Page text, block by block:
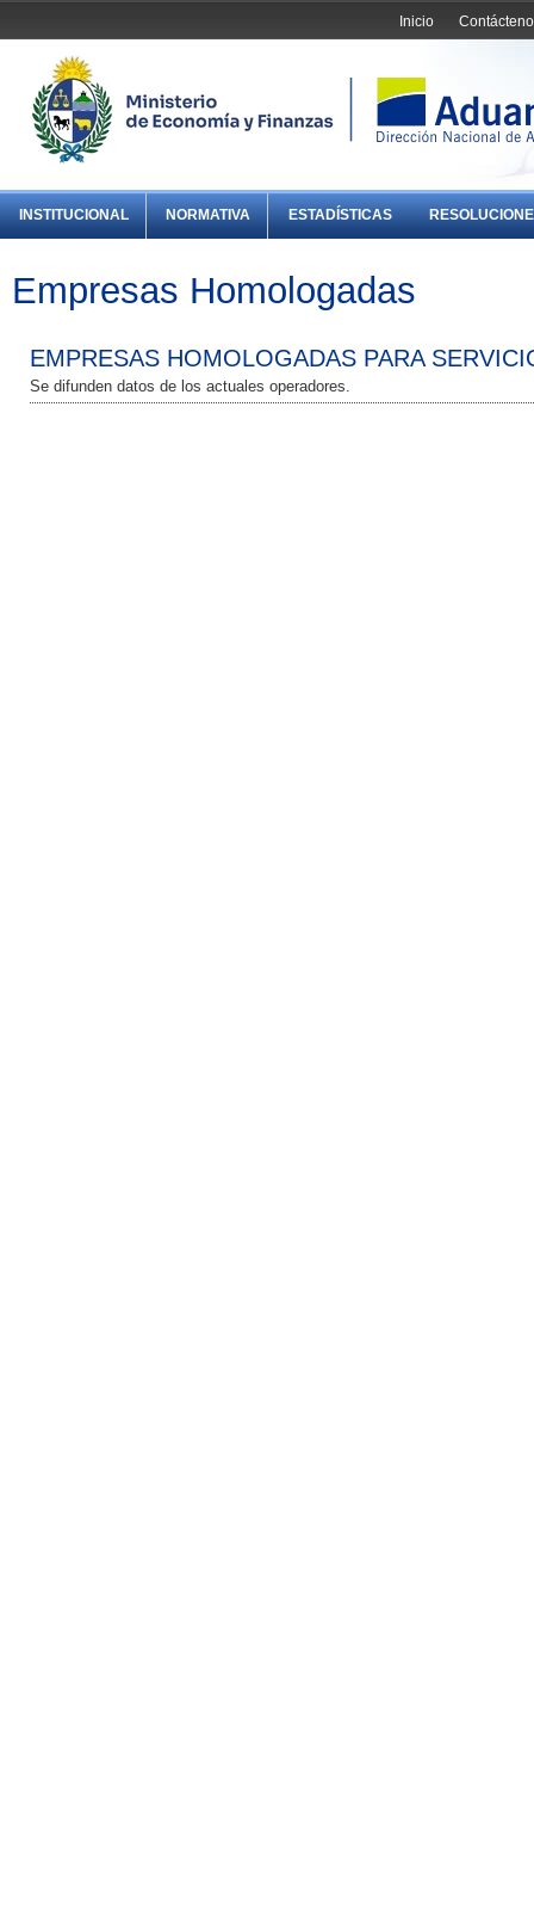
Inicio
INSTITUCIONAL NORMATIVA ESTADÍSTICAS
Empresas Homologadas
EMPRESAS HOMOLOGADAS PARA
Se difunden datos de los actuales operadores.